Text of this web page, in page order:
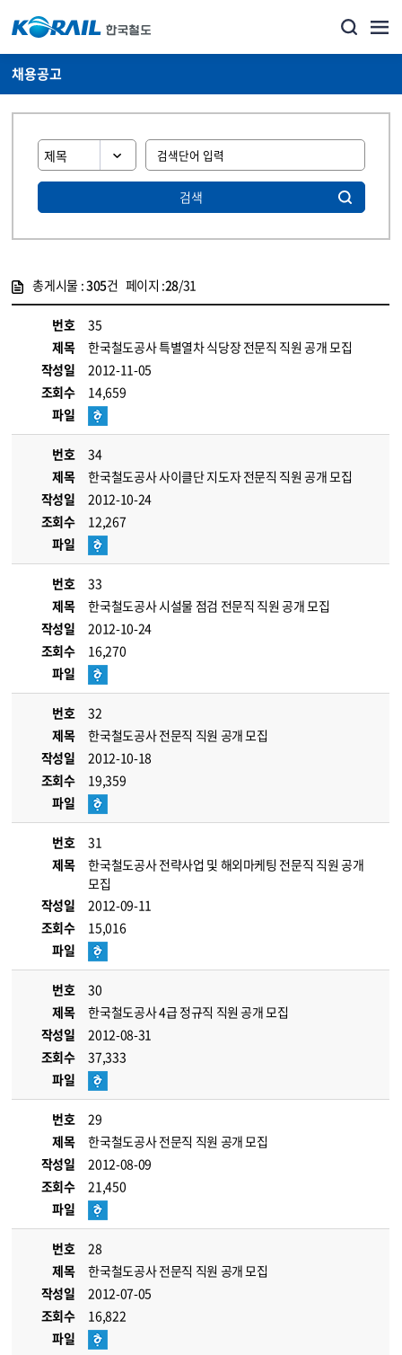
채용공고
검색
총게시물 :305건 페이지 :28/31
번호
35
제목
한국철도공사 특별열차 식당장 전문직 직원 공개 모집
작성일
2012-11-05
조회수
14,659
파일
번호
34
제목
한국철도공사 사이클단 지도자 전문직 직원 공개 모집
작성일
2012-10-24
조회수
12,267
파일
번호
33
제목
한국철도공사 시설물 점검 전문직 직원 공개 모집
작성일
2012-10-24
조회수
16,270
파일
번호
32
제목
한국철도공사 전문직 직원 공개 모집
작성일
2012-10-18
조회수
19,359
파일
번호
31
제목
한국철도공사 전략사업 및 해외마케팅 전문직 직원 공개
모집
작성일
2012-09-11
조회수
15,016
파일
번호
30
제목
한국철도공사 4급 정규직 직원 공개 모집
작성일
2012-08-31
조회수
37,333
파일
번호
29
제목
한국철도공사 전문직 직원 공개 모집
작성일
2012-08-09
조회수
21,450
파일
번호
28
제목
한국철도공사 전문직 직원 공개 모집
작성일
2012-07-05
조회수
16,822
파일